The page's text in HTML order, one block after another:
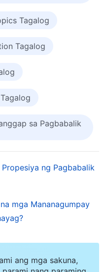
habambuhay na
paggawa ng
buhay nila. Ang
gayundin ang
sa buhay, at sa
Diyos ay
tao, hindi upang
ang mga
tao. … Ang
ng pagsunod
Tagalog
Tagalog
sa Pagbabalik
ng Pagbabalik
mga Mananagumpay
ang mga sakuna,